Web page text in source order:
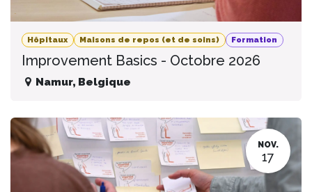
Hôpitaux Maisons de repos (et de soins) Formation
Improvement Basics - Octobre 2026
Namur, Belgique
NOV.
17